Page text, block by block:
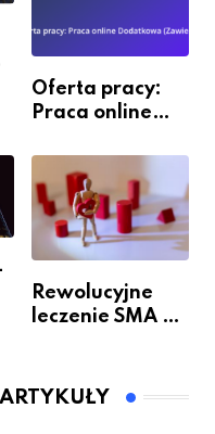
Oferta pracy:
Praca online
(Zawiercie)
Rewolucyjne
leczenie SMA –
pacjentów?